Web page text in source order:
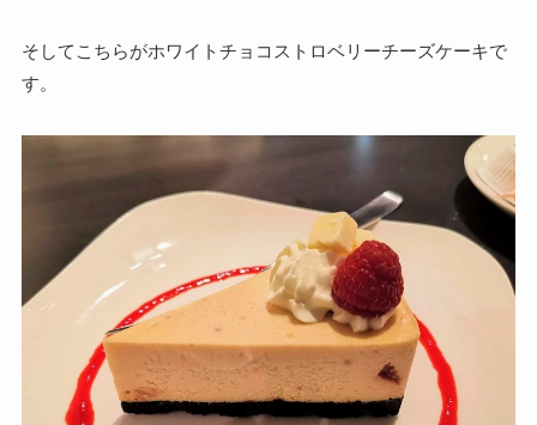
そしてこちらがホワイトチョコストロベリーチーズケーキで
す。